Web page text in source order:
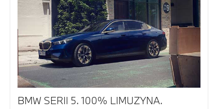
BMW SERII 5. 100% LIMUZYNA.